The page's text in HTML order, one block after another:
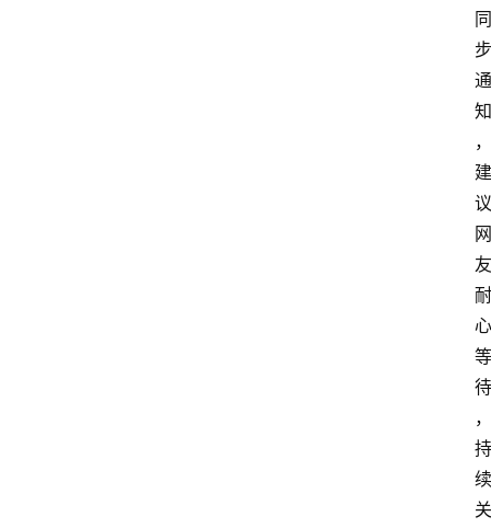
同
步
通
知
，
建
议
网
友
耐
心
等
待
，
持
续
关